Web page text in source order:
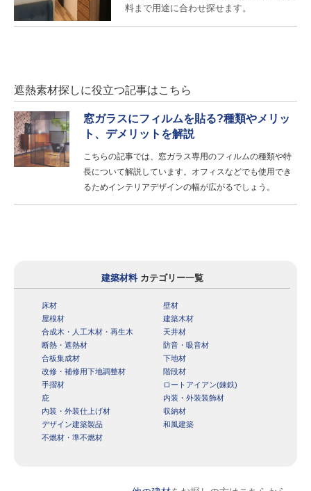
料まで用途に合わせ探せます。
遮熱素材探しに役立つ記事はこちら
窓ガラスにフィルムを貼る?種類やメリッ
ト、デメリットを解説
こちらの記事では、窓ガラス専用のフィルムの種類や特
長について解説しています。オフィスなどでも使用でき
るためインテリアデザインの幅が広がるでしょう。
建築材料カテゴリー一覧
床材
壁材
屋根材
建築木材
合成木・人工木材・再生木
天井材
断熱・遮熱材
防音・吸音材
合板集成材
下地材
改修・補修用下地調整材
階段材
手摺材
ロートアイアン(錬鉄)
庇
内装・外装装飾材
内装・外装仕上げ材
収納材
デザイン建築製品
和風建築
不燃材・準不燃材